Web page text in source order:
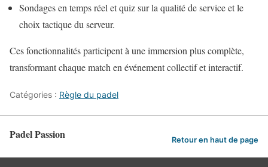
Sondages en temps réel et quiz sur la qualité de service et le
choix tactique du serveur.
Ces fonctionnalités participent à une immersion plus complète,
transformant chaque match en événement collectif et interactif.
Catégories : Règle du padel
Padel Passion Retour en haut de page